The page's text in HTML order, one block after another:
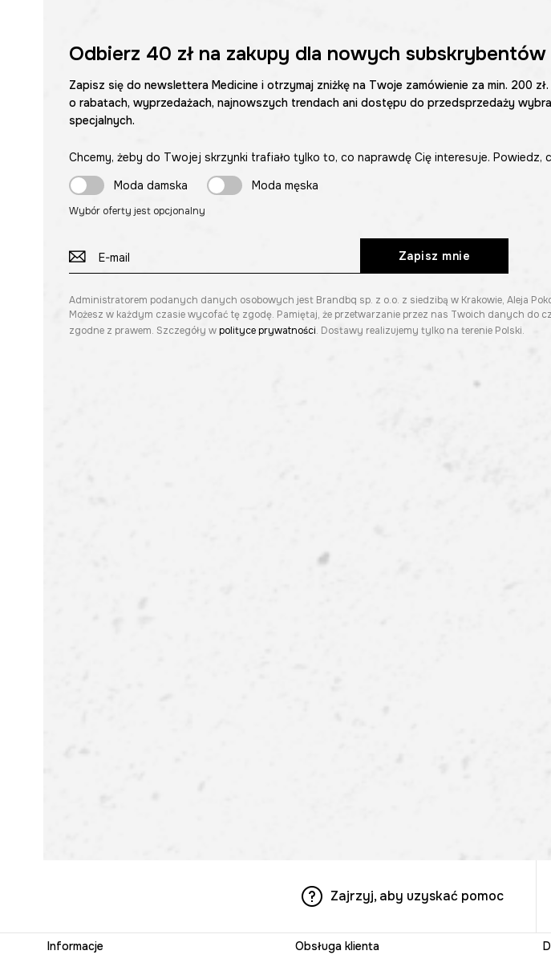
Odbierz 40 złna zakupy dla nowych subskrybentów
Zapisz się do newslettera Medicine i otrzymaj zniżkę na Twoje zamówienie za min. 200
o rabatach, wyprzedażach, najnowszych trendach ani dostępu do przedsprzedaży
specjalnych.
Chcemy, żeby do Twojej skrzynki trafiało tylko to, co naprawdę Cię interesuje. Powiedz,
Moda damska
Moda męska
Wybór oferty jest opcjonalny
Zapisz mnie
Administratorem podanych danych osobowych jest Brandbq sp. z o.o. z siedzibą w Krakowie, Aleja
Możesz w każdym czasie wycofać tę zgodę. Pamiętaj, że przetwarzanie przez nas Twoich danych do
zgodne z prawem. Szczegóły w polityce prywatności. Dostawy realizujemy tylko na terenie Polski.
Zajrzyj, aby uzyskać pomoc
Informacje Obsługa klienta